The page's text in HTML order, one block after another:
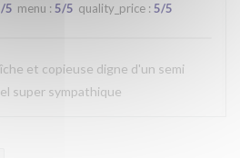
/5 menu : 5/5 quality_price : 5/5
et copieuse digne d'un semi
super sympathique